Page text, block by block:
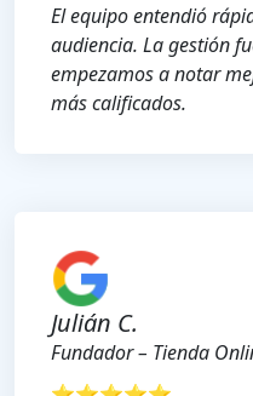
El equipo entendió
audiencia. La gestión
empezamos a notar
más calificados.
Julián C.
Fundador – Tienda